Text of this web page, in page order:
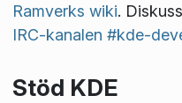
Ramverks wiki.
IRC-kanalen #kde-
Stöd KDE